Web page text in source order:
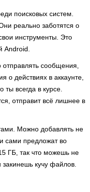
поисковых систем.
реально заботятся о
инструменты. Это
Android.
сообщения,
о действиях в аккаунте,
ты всегда в курсе.
отправит всё лишнее в
Можно добавлять не
сами предложат во
ГБ, так что можешь не
кучу файлов.